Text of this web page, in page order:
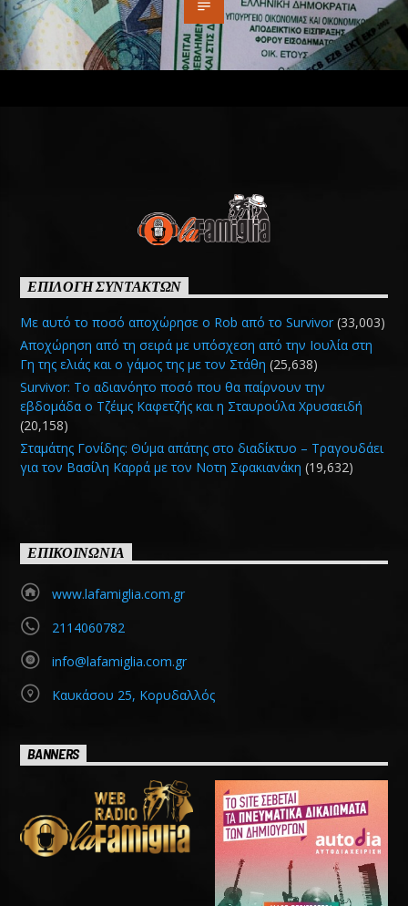
ΕΠΙΛΟΓΗ ΣΥΝΤΑΚΤΩΝ
Με αυτό το ποσό αποχώρησε ο Rob από το Survivor (33,003)
Αποχώρηση από τη σειρά με υπόσχεση από την Ιουλία στη
Γη της ελιάς και ο γάμος της με τον Στάθη (25,638)
Survivor: Το αδιανόητο ποσό που θα παίρνουν την
εβδομάδα ο Τζέιμς Καφετζής και η Σταυρούλα Χρυσαειδή
(20,158)
Σταμάτης Γονίδης: Θύμα απάτης στο διαδίκτυο – Τραγουδάει
για τον Βασίλη Καρρά με τον Νοτη Σφακιανάκη (19,632)
ΕΠΙΚΟΙΝΩΝΙΑ
www.lafamiglia.com.gr
2114060782
info@lafamiglia.com.gr
Καυκάσου 25, Κορυδαλλός
BANNERS